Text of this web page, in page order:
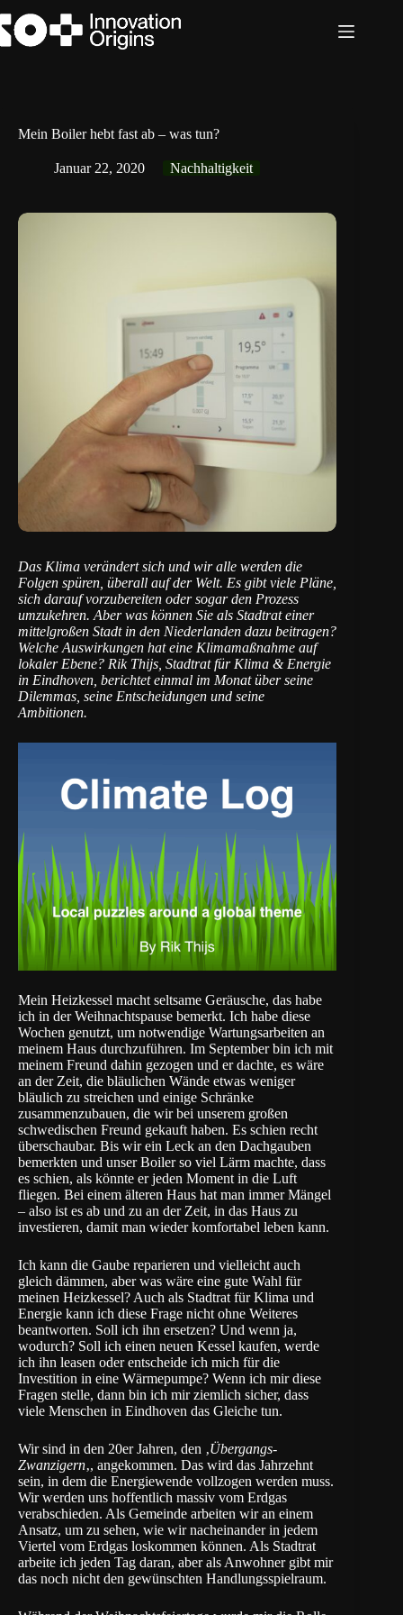
Inhalt
springen
Mein Boiler hebt fast ab – was tun?
Januar 22, 2020 Nachhaltigkeit
Das Klima verändert sich und wir alle werden die
Folgen spüren, überall auf der Welt. Es gibt viele Pläne,
sich darauf vorzubereiten oder sogar den Prozess
umzukehren. Aber was können Sie als Stadtrat einer
mittelgroßen Stadt in den Niederlanden dazu beitragen?
Welche Auswirkungen hat eine Klimamaßnahme auf
lokaler Ebene? Rik Thijs , Stadtrat für Klima & Energie
in Eindhoven, berichtet einmal im Monat über seine
Dilemmas, seine Entscheidungen und seine
Ambitionen.
Mein Heizkessel macht seltsame Geräusche, das habe
ich in der Weihnachtspause bemerkt. Ich habe diese
Wochen genutzt, um notwendige Wartungsarbeiten an
meinem Haus durchzuführen. Im September bin ich mit
meinem Freund dahin gezogen und er dachte, es wäre
an der Zeit, die bläulichen Wände etwas weniger
bläulich zu streichen und einige Schränke
zusammenzubauen, die wir bei unserem großen
schwedischen Freund gekauft haben. Es schien recht
überschaubar. Bis wir ein Leck an den Dachgauben
bemerkten und unser Boiler so viel Lärm machte, dass
es schien, als könnte er jeden Moment in die Luft
fliegen. Bei einem älteren Haus hat man immer Mängel
– also ist es ab und zu an der Zeit, in das Haus zu
investieren, damit man wieder komfortabel leben kann.
Ich kann die Gaube reparieren und vielleicht auch
gleich dämmen, aber was wäre eine gute Wahl für
meinen Heizkessel? Auch als Stadtrat für Klima und
Energie kann ich diese Frage nicht ohne Weiteres
beantworten. Soll ich ihn ersetzen? Und wenn ja,
wodurch? Soll ich einen neuen Kessel kaufen, werde
ich ihn leasen oder entscheide ich mich für die
Investition in eine Wärmepumpe? Wenn ich mir diese
Fragen stelle, dann bin ich mir ziemlich sicher, dass
viele Menschen in Eindhoven das Gleiche tun.
Wir sind in den 20er Jahren, den ‚Übergangs-
Zwanzigern‚, angekommen. Das wird das Jahrzehnt
sein, in dem die Energiewende vollzogen werden muss.
Wir werden uns hoffentlich massiv vom Erdgas
verabschieden. Als Gemeinde arbeiten wir an einem
Ansatz, um zu sehen, wie wir nacheinander in jedem
Viertel vom Erdgas loskommen können. Als Stadtrat
arbeite ich jeden Tag daran, aber als Anwohner gibt mir
das noch nicht den gewünschten Handlungsspielraum.